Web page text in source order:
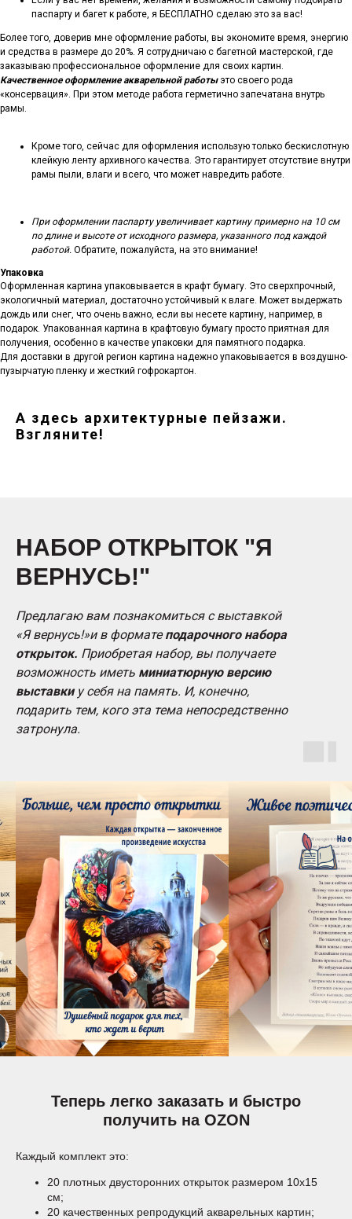
паспарту и багет к работе, я БЕСПЛАТНО сделаю это за вас!
Более того, доверив мне оформление работы, вы экономите время, энергию
и средства в размере до 20%. Я сотрудничаю с багетной мастерской, где
заказываю профессиональное оформление для своих картин.
Качественное оформление акварельной работы это своего рода
«консервация». При этом методе работа герметично запечатана внутрь
рамы.
Кроме того, сейчас для оформления использую только бескислотную
клейкую ленту архивного качества. Это гарантирует отсутствие внутри
рамы пыли, влаги и всего, что может навредить работе.
При оформлении паспарту увеличивает картину примерно на 10 см
по длине и высоте от исходного размера, указанного под каждой
работой. Обратите, пожалуйста, на это внимание!
Упаковка
Оформленная картина упаковывается в крафт бумагу. Это сверхпрочный,
экологичный материал, достаточно устойчивый к влаге. Может выдержать
дождь или снег, что очень важно, если вы несете картину, например, в
подарок. Упакованная картина в крафтовую бумагу просто приятная для
получения, особенно в качестве упаковки для памятного подарка.
Для доставки в другой регион картина надежно упаковывается в воздушно-
пузырчатую пленку и жесткий гофрокартон.
А здесь архитектурные пейзажи.
Взгляните!
НАБОР ОТКРЫТОК "Я
ВЕРНУСЬ!"
Предлагаю вам познакомиться с выставкой
«Я вернусь!»и в форматеподарочного набора
открыток. Приобретая набор, вы получаете
возможность иметь миниатюрную версию
выставкиу себя на память. И, конечно,
подарить тем, кого эта тема непосредственно
затронула.
Теперь легко заказать и быстро
получить на OZON
Каждый комплект это:
20 плотных двусторонних открыток размером 10х15
см;
20 качественных репродукций акварельных картин;